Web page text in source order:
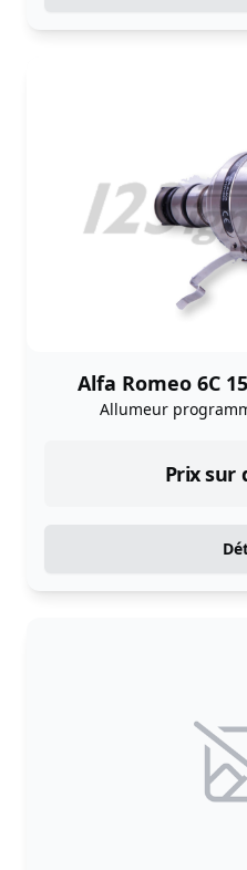
Alfa Romeo 6C
Allumeur
Prix sur